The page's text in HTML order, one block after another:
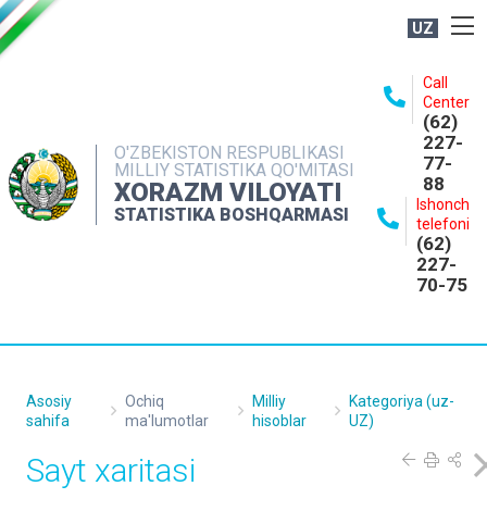
UZ
O'ZBEKISTON RESPUBLIKASI
MILLIY STATISTIKA QO'MITASI
XORAZM VILOYATI
STATISTIKA BOSHQARMASI
Call
Center
(62)
227-
77-
88
Ishonch
telefoni
(62)
227-
70-75
NASHRLAR
INTERAKTIV XIZMATLAR
MATBUOT XIZMATI
Asosiy
sahifa
Ochiq
ma'lumotlar
Milliy
hisoblar
Kategoriya (uz-
UZ)
Sayt xaritasi